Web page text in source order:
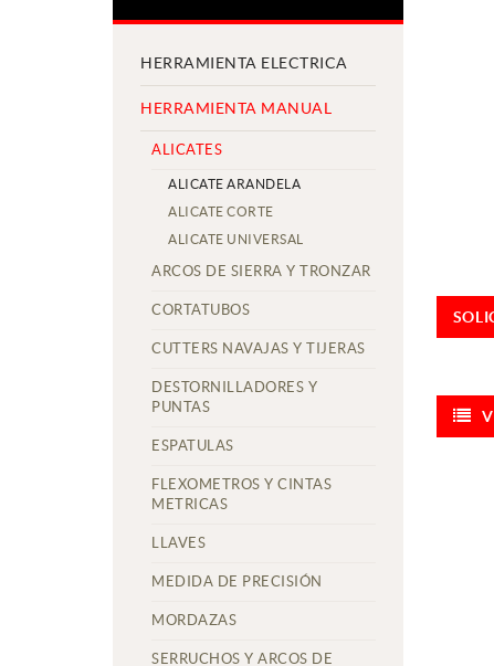
HERRAMIENTA ELECTRICA
HERRAMIENTA MANUAL
ALICATES
ALICATE ARANDELA
ALICATE CORTE
ALICATE UNIVERSAL
ARCOS DE SIERRA Y TRONZAR
CORTATUBOS
CUTTERS NAVAJAS Y TIJERAS
DESTORNILLADORES Y
PUNTAS
ESPATULAS
FLEXOMETROS Y CINTAS
METRICAS
LLAVES
MEDIDA DE PRECISIÓN
MORDAZAS
SERRUCHOS Y ARCOS DE